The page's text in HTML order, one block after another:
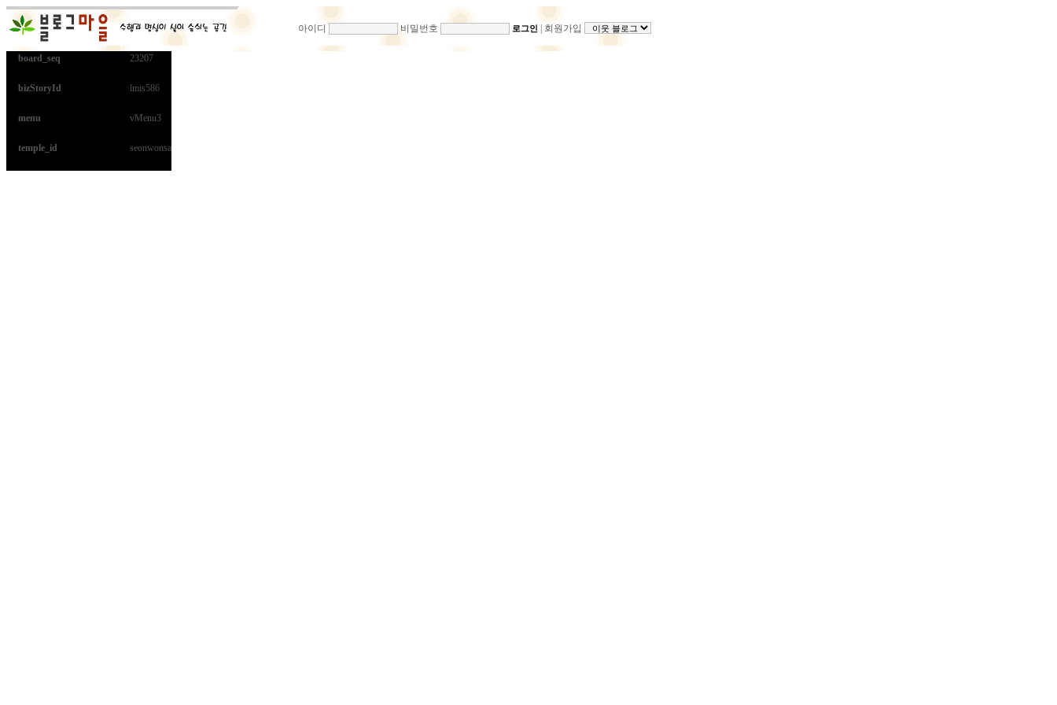
아이디 비밀번호 로그인 회원가입
board_seq 23207
bizStoryId lmis586
menu vMenu3
temple_id seonwonsa